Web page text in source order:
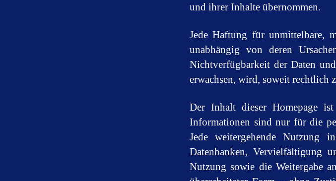
und ihrer Inhalte übernommen.
Jede Haftung für unmittelbare,
unabhängig von deren
Nichtverfügbarkeit der Daten
erwachsen, wird, soweit rechtlich
Der Inhalt dieser Homepage
Informationen sind nur für die
Jede weitergehende Nutzung
Datenbanken, Vervielfältigung
Nutzung sowie die Weitergabe